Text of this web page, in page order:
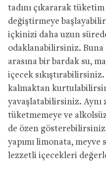
tadını çıkararak tüketim
değiştirmeye
içkinizi daha uzun
odaklanabilirsiniz.
arasına bir bardak su,
içecek sıkıştırabilirsiniz.
kalmaktan
yavaşlatabilirsiniz. Aynı
tüketmemeye ve
de özen
yapımı limonata, meyve
lezzetli içecekleri